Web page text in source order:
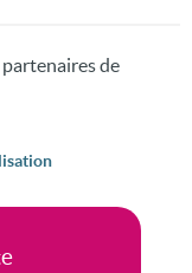
partenaires de